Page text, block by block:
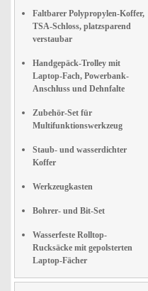
Faltbarer Polypropylen-Koffer,
TSA-Schloss, platzsparend
verstaubar
Handgepäck-Trolley mit
Laptop-Fach, Powerbank-
Anschluss und Dehnfalte
Zubehör-Set für
Multifunktionswerkzeug
Staub- und wasserdichter
Koffer
Werkzeugkasten
Bohrer- und Bit-Set
Wasserfeste Rolltop-
Rucksäcke mit gepolsterten
Laptop-Fächer